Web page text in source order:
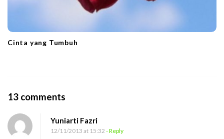
Cinta yang Tumbuh
13 comments
C
Yuniarti Fazri
12/11/2013 at 15:32 - Reply